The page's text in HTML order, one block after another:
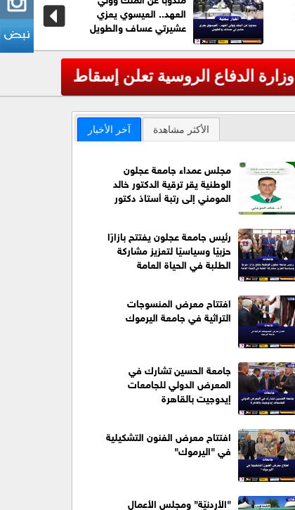
العهد.. العيسوي يعزي
عشيرتي عساف والطويل
آخر الأخبار الأكثر مشاهدة
مجلس عمداء جامعة عجلون
الوطنية يقر ترقية الدكتور خالد
المومني إلى رتبة أستاذ دكتور
رئيس جامعة عجلون يفتتح بازارًا
حزبيًا وسياسيًا لتعزيز مشاركة
الطلبة في الحياة العامة
افتتاح معرض المنسوجات
التراثية في جامعة اليرموك
جامعة الحسين تشارك في
المعرض الدولي للجامعات
إيدوجيت بالقاهرة
افتتاح معرض الفنون التشكيلية
في "اليرموك"
"الأردنيّة" ومجلس الأعمال